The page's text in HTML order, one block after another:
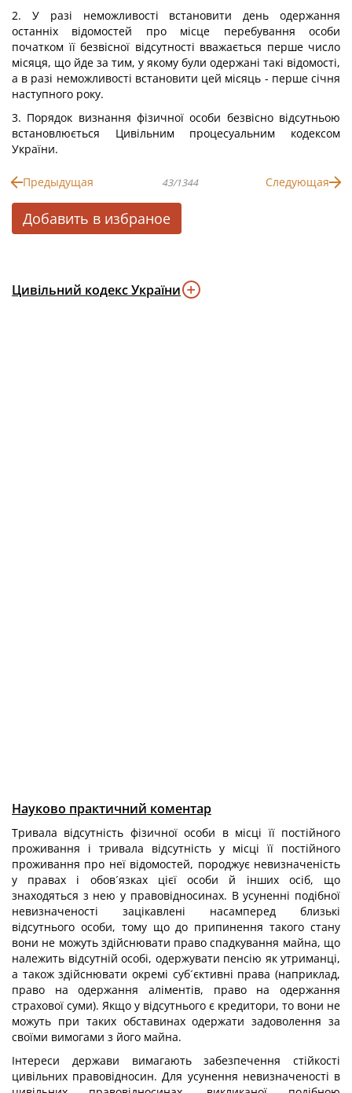
2. У разі неможливості встановити день одержання
останніх відомостей про місце перебування особи
початком її безвісної відсутності вважається перше число
місяця, що йде за тим, у якому були одержані такі відомості,
а в разі неможливості встановити цей місяць - перше січня
наступного року.
3. Порядок визнання фізичної особи безвісно відсутньою
встановлюється Цивільним процесуальним кодексом
України.
Предыдущая 43/1344 Следующая
Добавить в избраное
Цивільний кодекс України
Науково практичний коментар
Тривала відсутність фізичної особи в місці її постійного
проживання і тривала відсутність у місці її постійного
проживання про неї відомостей, породжує невизначеність
у правах і обов´язках цієї особи й інших осіб, що
знаходяться з нею у правовідносинах. В усуненні подібної
невизначеності зацікавлені насамперед близькі
відсутнього особи, тому що до припинення такого стану
вони не можуть здійснювати право спадкування майна, що
належить відсутній особі, одержувати пенсію як утриманці,
а також здійснювати окремі суб´єктивні права (наприклад,
право на одержання аліментів, право на одержання
страхової суми). Якщо у відсутнього є кредитори, то вони не
можуть при таких обставинах одержати задоволення за
своїми вимогами з його майна.
Інтереси держави вимагають забезпечення стійкості
цивільних правовідносин. Для усунення невизначеності в